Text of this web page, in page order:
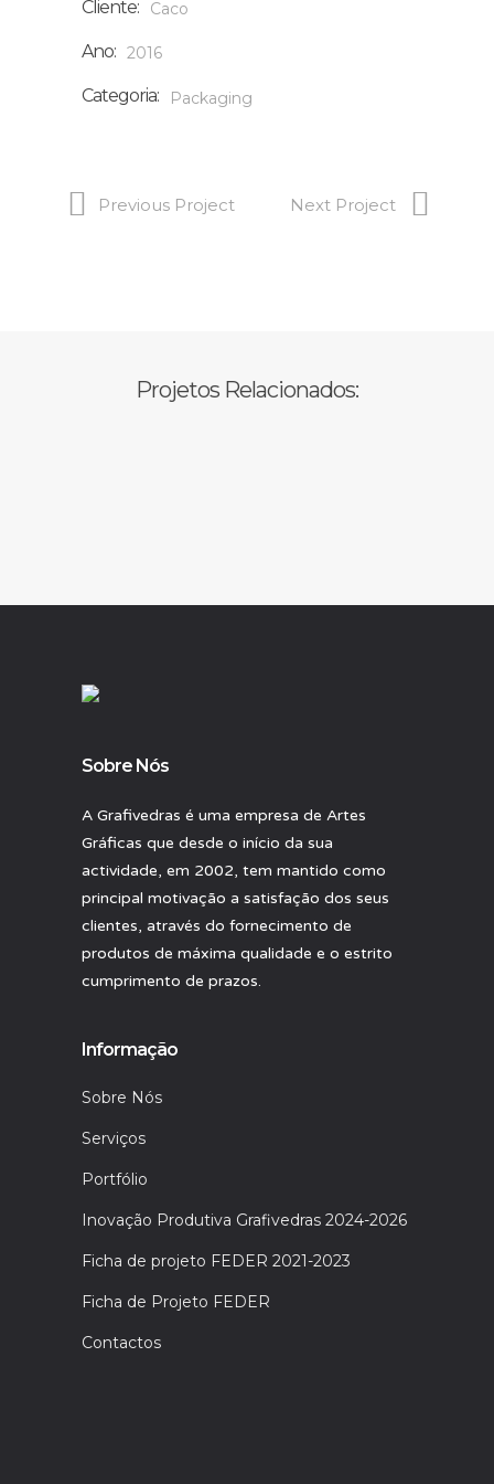
Cliente: Caco
Ano: 2016
Categoria: Packaging
Previous Project Next Project
Projetos Relacionados:
Sobre Nós
A Grafivedras é uma empresa de Artes
Gráficas que desde o início da sua
actividade, em 2002, tem mantido como
principal motivação a satisfação dos seus
clientes, através do fornecimento de
produtos de máxima qualidade e o estrito
cumprimento de prazos.
Informação
Sobre Nós
Serviços
Portfólio
Inovação Produtiva Grafivedras 2024-2026
Ficha de projeto FEDER 2021-2023
Ficha de Projeto FEDER
Contactos